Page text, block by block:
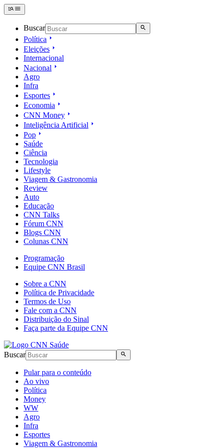
Buscar
Política
Eleições
Internacional
Nacional
Agro
Infra
Esportes
Economia
CNN Money
Inteligência Artificial
Pop
Saúde
Ciência
Tecnologia
Lifestyle
Viagem & Gastronomia
Review
Auto
Educação
CNN Talks
Fórum CNN
Blogs CNN
Colunas CNN
Programação
Equipe CNN Brasil
Sobre a CNN
Política de Privacidade
Termos de Uso
Fale com a CNN
Distribuição do Sinal
Faça parte da Equipe CNN
Buscar
Pular para o conteúdo
Ao vivo
Política
Money
WW
Agro
Infra
Esportes
Viagem & Gastronomia